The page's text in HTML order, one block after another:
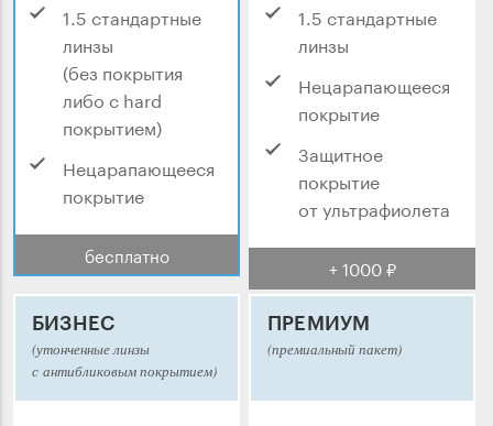
1.5 стандартные
линзы
(без покрытия
либо с hard
покрытием)
Нецарапающееся
покрытие
бесплатно
1.5 стандартные
линзы
Нецарапающееся
покрытие
Защитное
покрытие
от ультрафиолета
+ 1000 ₽
БИЗНЕС
(утонченные линзы
с антибликовым покрытием)
ПРЕМИУМ
(премиальный пакет)